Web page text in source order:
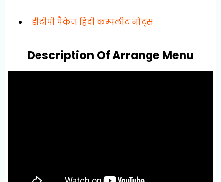
डीटीपी पैकेज हिंदी कम्पलीट नोट्स
Description Of Arrange Menu